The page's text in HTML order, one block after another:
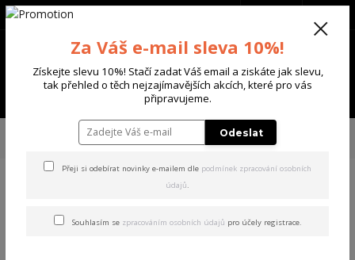
Menu
+420 702 136 620
ŠATY
Yakuza dámské šaty Spill Urban T-Shirt Dress
Urban T-Shirt Dress white XL
Za Váš e-mail sleva 10%!
Získejte slevu 10%! Stačí zadat Váš email a ziskáte jak slevu,
tak přehled o těch nejzajímavějších akcích, které pro vás
připravujeme.
Odeslat
Přeji si odebírat novinky e-mailem dle podmínek zpracování osobních
údajů.
Souhlasím se zpracováním osobních údajů pro účely registrace.